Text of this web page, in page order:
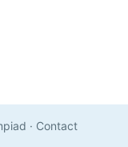
· Contact